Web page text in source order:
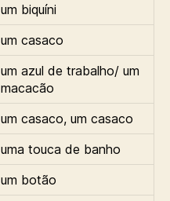
um biquíni
um casaco
um azul de trabalho/ um
macacão
um casaco, um casaco
uma touca de banho
um botão